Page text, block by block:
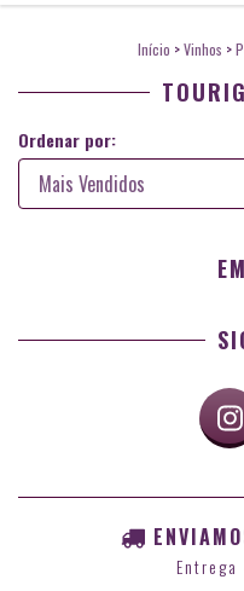
Início >Vinhos >
Ordenar por: